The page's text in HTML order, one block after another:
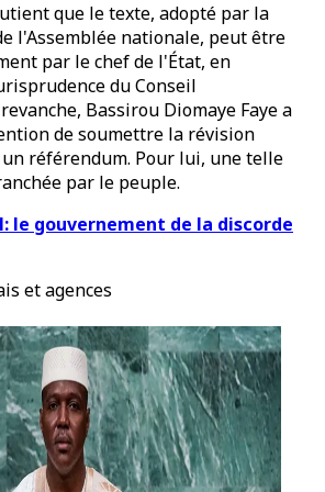
que le texte, adopté par la
l'Assemblée nationale, peut être
par le chef de l'État, en
du Conseil
Bassirou Diomaye Faye a
de soumettre la révision
référendum. Pour lui, une telle
par le peuple.
le gouvernement de la discorde
et agences